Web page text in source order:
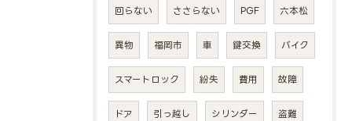
回らない ささらない PGF 六本松
異物 福岡市 車 鍵交換 バイク
スマートロック 紛失 費用 故障
ドア 引っ越し シリンダー 盗難